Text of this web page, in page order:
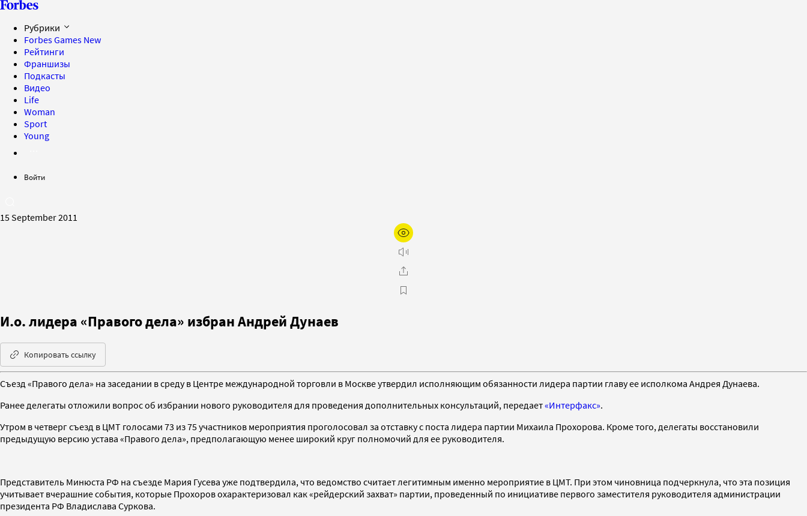
Рубрики
Forbes Games New
Рейтинги
Франшизы
Подкасты
Видео
Life
Woman
Sport
Young
Войти
15 September 2011
И.о. лидера «Правого дела» избран Андрей Дунаев
Копировать ссылку
Съезд «Правого дела» на заседании в среду в Центре международной торговли в Москве утвердил исполняющим обязанности лидера партии главу ее исполкома Андрея Дунаева.
Ранее делегаты отложили вопрос об избрании нового руководителя для проведения дополнительных консультаций, передает«Интерфакс».
Утром в четверг съезд в ЦМТ голосами 73 из 75 участников мероприятия проголосовал за отставку с поста лидера партии Михаила Прохорова. Кроме того, делегаты восстановили
предыдущую версию устава «Правого дела», предполагающую менее широкий круг полномочий для ее руководителя.
Представитель Минюста РФ на съезде Мария Гусева уже подтвердила, что ведомство считает легитимным именно мероприятие в ЦМТ. При этом чиновница подчеркнула, что эта позиция
учитывает вчерашние события, которые Прохоров охарактеризовал как «рейдерский захват» партии, проведенный по инициативе первого заместителя руководителя администрации
президента РФ Владислава Суркова.